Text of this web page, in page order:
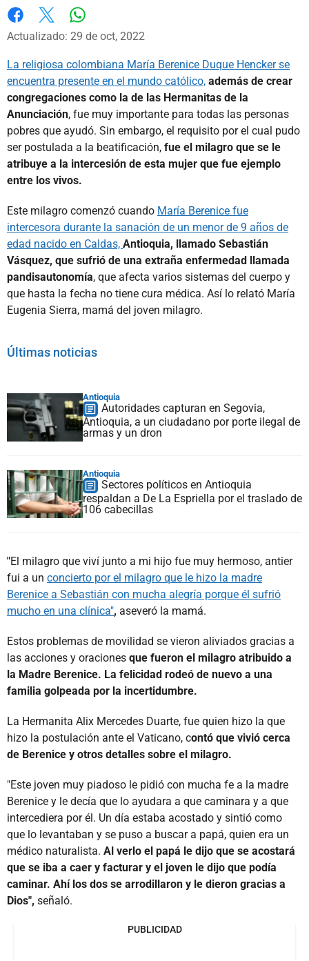
Facebook
X
Actualizado: 29 de oct, 2022
La religiosa colombiana María Berenice Duque Hencker se
encuentra presente en el mundo católico, además de crear
congregaciones como la de las Hermanitas de la
Anunciación, fue muy importante para todas las personas
pobres que ayudó. Sin embargo, el requisito por el cual pudo
ser postulada a la beatificación, fue el milagro que se le
atribuye a la intercesión de esta mujer que fue ejemplo
entre los vivos.
Este milagro comenzó cuando María Berenice fue
intercesora durante la sanación de un menor de 9 años de
edad nacido en Caldas, Antioquia, llamado Sebastián
Vásquez, que sufrió de una extraña enfermedad llamada
pandisautonomía, que afecta varios sistemas del cuerpo y
que hasta la fecha no tiene cura médica. Así lo relató María
Eugenia Sierra, mamá del joven milagro.
Últimas noticias
Antioquia
Autoridades capturan en Segovia,
Antioquia, a un ciudadano por porte ilegal de
armas y un dron
Antioquia
Sectores políticos en Antioquia
respaldan a De La Espriella por el traslado de
106 cabecillas
"El milagro que viví junto a mi hijo fue muy hermoso, antier
fui a un concierto por el milagro que le hizo la madre
Berenice a Sebastián con mucha alegría porque él sufrió
mucho en una clínica", aseveró la mamá.
Estos problemas de movilidad se vieron aliviados gracias a
las acciones y oraciones que fueron el milagro atribuido a
la Madre Berenice. La felicidad rodeó de nuevo a una
familia golpeada por la incertidumbre.
La Hermanita Alix Mercedes Duarte, fue quien hizo la que
hizo la postulación ante el Vaticano, contó que vivió cerca
de Berenice y otros detalles sobre el milagro.
"Este joven muy piadoso le pidió con mucha fe a la madre
Berenice y le decía que lo ayudara a que caminara y a que
intercediera por él. Un día estaba acostado y sintió como
que lo levantaban y se puso a buscar a papá, quien era un
médico naturalista. Al verlo el papá le dijo que se acostará
que se iba a caer y facturar y el joven le dijo que podía
caminar. Ahí los dos se arrodillaron y le dieron gracias a
Dios", señaló.
PUBLICIDAD